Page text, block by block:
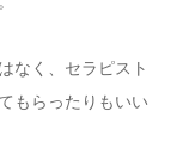
なく、セラピスト
もらったりもいい